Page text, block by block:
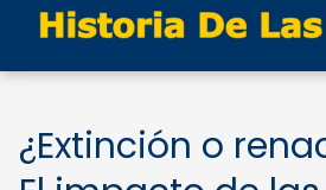
¿Extinción o